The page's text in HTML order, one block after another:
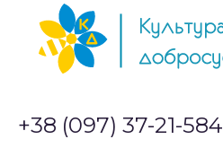
+38 (097) 37-21-584